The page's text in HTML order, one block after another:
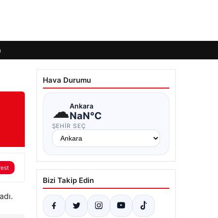
Hava Durumu
☁Ankara
NaN°C
ŞEHIR SEÇ
Bizi Takip Edin